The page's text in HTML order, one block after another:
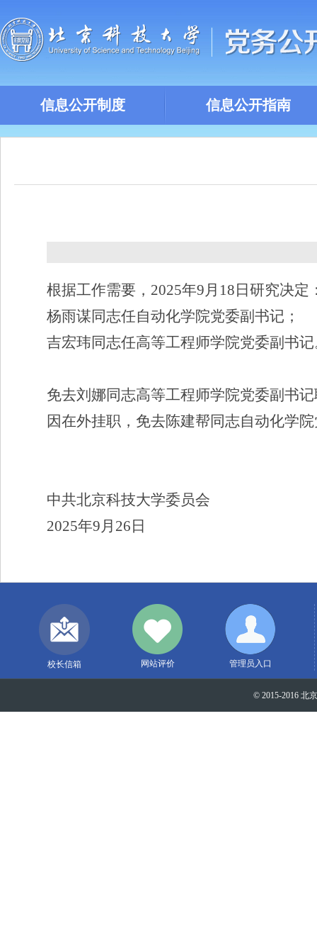
信息公开制度 信息公开指南
根据工作需要， 2025年9月 18 日研究决定
杨雨谋同志任自动化学院党委副书记；
吉宏玮同志任高等工程师学院党委副书
免去刘娜同志高等工程师学院党委副书
因在外挂职，免去陈建帮同志自动化学
中共北京科技大学委员会
2025年9月 26 日
校长信箱 网站评价 管理员入口
© 2015-2016